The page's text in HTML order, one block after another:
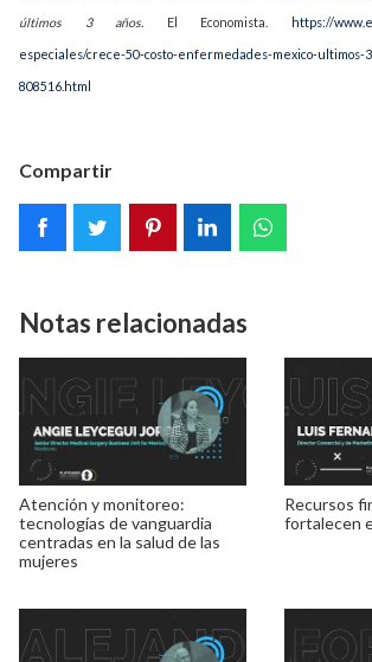
últimos 3 años. El Economista. https://
especiales/crece-50-costo-enfermedades-mexico-ultimos-
808516.html
Compartir
Notas relacionadas
Atención y monitoreo:
tecnologías de vanguardia
centradas en la salud de las
mujeres
Recursos
fortalecen